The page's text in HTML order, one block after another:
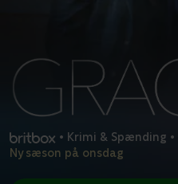
• Krimi & Spænding •
Ny sæson på onsdag